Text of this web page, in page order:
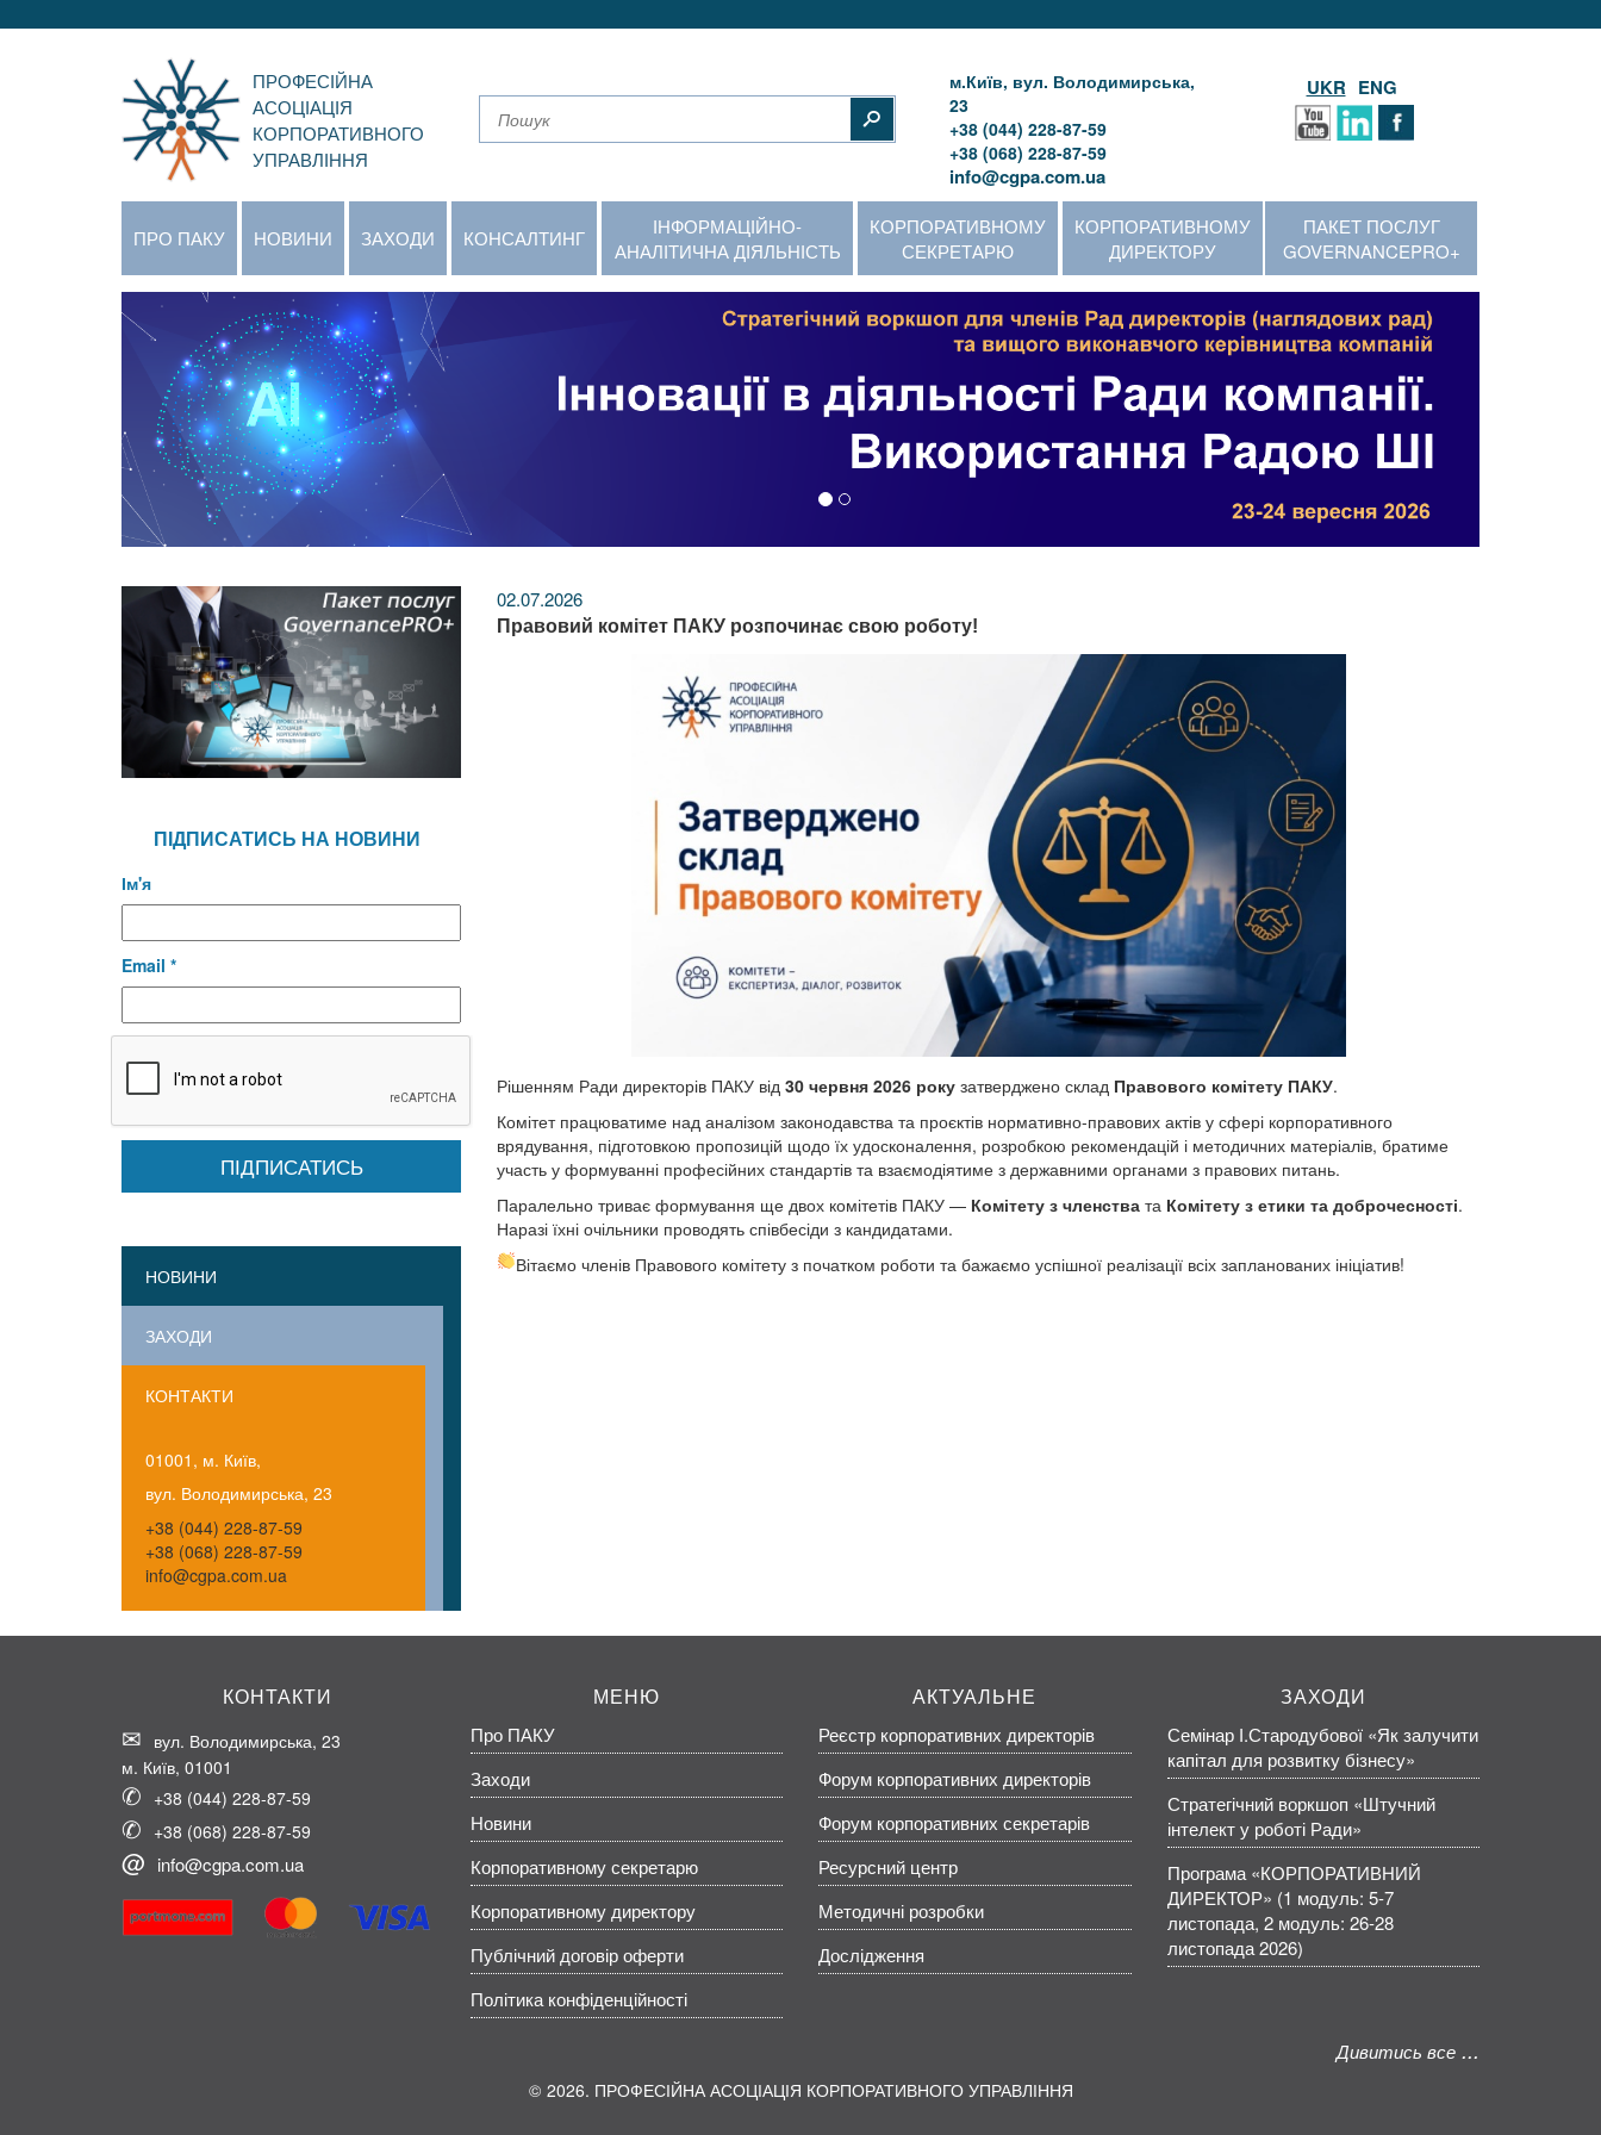
ПРОФЕСІЙНА
АСОЦІАЦІЯ
КОРПОРАТИВНОГО
УПРАВЛІННЯ
м.Київ, вул. Володимирська,
23
+38 (044) 228-87-59
+38 (068) 228-87-59
info@cgpa.com.ua
UKR ENG
ПРО ПАКУ НОВИНИ ЗАХОДИ КОНСАЛТИНГ
ІНФОРМАЦІЙНО-
АНАЛІТИЧНА ДІЯЛЬНІСТЬ
КОРПОРАТИВНОМУ
СЕКРЕТАРЮ
КОРПОРАТИВНОМУ
ДИРЕКТОРУ
ПАКЕТ ПОСЛУГ
GOVERNANCEPRO+
ПІДПИСАТИСЬ НА НОВИНИ
Ім'я
Email *
НОВИНИ
ЗАХОДИ
КОНТАКТИ
01001, м. Київ,
вул. Володимирська, 23
+38 (044) 228-87-59
+38 (068) 228-87-59
info@cgpa.com.ua
02.07.2026
Правовий комітет ПАКУ розпочинає свою роботу!
Рішенням Ради директорів ПАКУ від 30 червня 2026 року затверджено склад Правового комітету ПАКУ.
Комітет працюватиме над аналізом законодавства та проєктів нормативно-правових актів у сфері корпоративного
врядування, підготовкою пропозицій щодо їх удосконалення, розробкою рекомендацій і методичних матеріалів, братиме
участь у формуванні професійних стандартів та взаємодіятиме з державними органами з правових питань.
Паралельно триває формування ще двох комітетів ПАКУ — Комітету з членства та Комітету з етики та доброчесності.
Наразі їхні очільники проводять співбесіди з кандидатами.
Вітаємо членів Правового комітету з початком роботи та бажаємо успішної реалізації всіх запланованих ініціатив!
КОНТАКТИ
вул. Володимирська, 23
м. Київ, 01001
+38 (044) 228-87-59
+38 (068) 228-87-59
info@cgpa.com.ua
МЕНЮ
Про ПАКУ
Заходи
Новини
Корпоративному секретарю
Корпоративному директору
Публічний договір оферти
Політика конфіденційності
АКТУАЛЬНЕ
Реєстр корпоративних директорів
Форум корпоративних директорів
Форум корпоративних секретарів
Ресурсний центр
Методичні розробки
Дослідження
ЗАХОДИ
Семінар І.Стародубової «Як залучити
капітал для розвитку бізнесу»
Стратегічний воркшоп «Штучний
інтелект у роботі Ради»
Програма «КОРПОРАТИВНИЙ
ДИРЕКТОР» (1 модуль: 5-7
листопада, 2 модуль: 26-28
листопада 2026)
Дивитись все
2026. ПРОФЕСІЙНА АСОЦІАЦІЯ КОРПОРАТИВНОГО УПРАВЛІННЯ